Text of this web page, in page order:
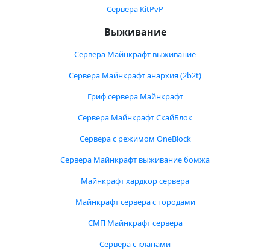
Сервера KitPvP
Выживание
Сервера Майнкрафт выживание
Сервера Майнкрафт анархия (2b2t)
Гриф сервера Майнкрафт
Сервера Майнкрафт СкайБлок
Сервера с режимом OneBlock
Сервера Майнкрафт выживание бомжа
Майнкрафт хардкор сервера
Майнкрафт сервера с городами
СМП Майнкрафт сервера
Сервера с кланами